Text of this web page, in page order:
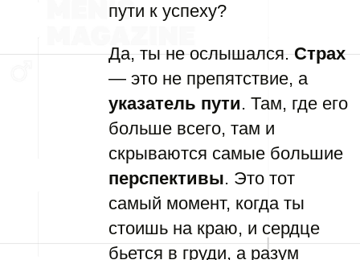
пути к успеху?
Да, ты не ослышался.Страх
— это не препятствие, а
указатель пути. Там, где его
больше всего, там и
скрываются самые большие
перспективы. Это тот
самый момент, когда ты
стоишь на краю, и сердце
бьется в груди, а разум